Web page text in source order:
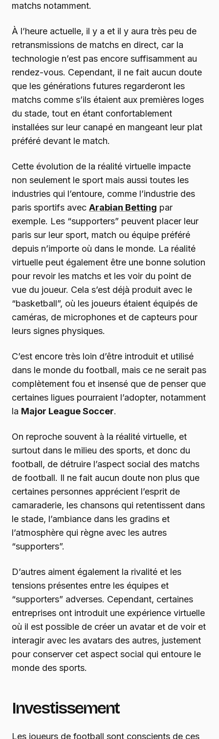
matchs notamment.
À l’heure actuelle, il y a et il y aura très peu de
retransmissions de matchs en direct, car la
technologie n’est pas encore suffisamment au
rendez-vous. Cependant, il ne fait aucun doute
que les générations futures regarderont les
matchs comme s’ils étaient aux premières loges
du stade, tout en étant confortablement
installées sur leur canapé en mangeant leur plat
préféré devant le match.
Cette évolution de la réalité virtuelle impacte
non seulement le sport mais aussi toutes les
industries qui l’entoure, comme l’industrie des
paris sportifs avec Arabian Betting par
exemple. Les “supporters” peuvent placer leur
paris sur leur sport, match ou équipe préféré
depuis n’importe où dans le monde. La réalité
virtuelle peut également être une bonne solution
pour revoir les matchs et les voir du point de
vue du joueur. Cela s’est déjà produit avec le
“basketball”, où les joueurs étaient équipés de
caméras, de microphones et de capteurs pour
leurs signes physiques.
C’est encore très loin d’être introduit et utilisé
dans le monde du football, mais ce ne serait pas
complètement fou et insensé que de penser que
certaines ligues pourraient l’adopter, notamment
la Major League Soccer.
On reproche souvent à la réalité virtuelle, et
surtout dans le milieu des sports, et donc du
football, de détruire l’aspect social des matchs
de football. Il ne fait aucun doute non plus que
certaines personnes apprécient l’esprit de
camaraderie, les chansons qui retentissent dans
le stade, l’ambiance dans les gradins et
l’atmosphère qui règne avec les autres
“supporters”.
D’autres aiment également la rivalité et les
tensions présentes entre les équipes et
“supporters” adverses. Cependant, certaines
entreprises ont introduit une expérience virtuelle
où il est possible de créer un avatar et de voir et
interagir avec les avatars des autres, justement
pour conserver cet aspect social qui entoure le
monde des sports.
Investissement
Les joueurs de football sont conscients de ces